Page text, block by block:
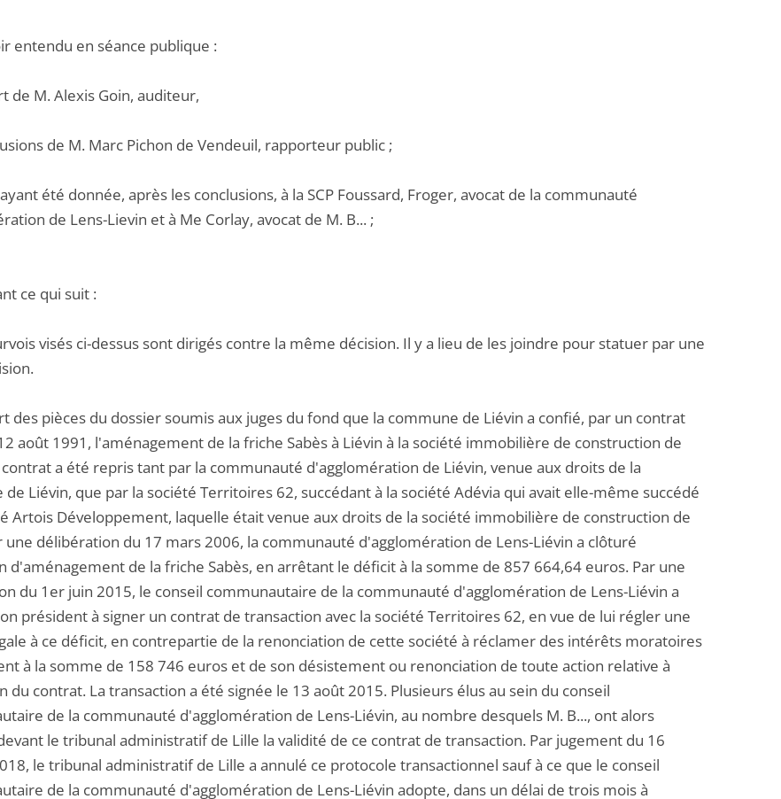
entendu en séance publique :
de M. Alexis Goin, auditeur,
de M. Marc Pichon de Vendeuil, rapporteur public ;
été donnée, après les conclusions, à la SCP Foussard, Froger, avocat de la communauté
de Lens-Lievin et à Me Corlay, avocat de M. B... ;
ce qui suit :
visés ci-dessus sont dirigés contre la même décision. Il y a lieu de les joindre pour statuer par une
des pièces du dossier soumis aux juges du fond que la commune de Liévin a confié, par un contrat
août 1991, l'aménagement de la friche Sabès à Liévin à la société immobilière de construction de
contrat a été repris tant par la communauté d'agglomération de Liévin, venue aux droits de la
de Liévin, que par la société Territoires 62, succédant à la société Adévia qui avait elle-même succédé
Artois Développement, laquelle était venue aux droits de la société immobilière de construction de
une délibération du 17 mars 2006, la communauté d'agglomération de Lens-Liévin a clôturé
d'aménagement de la friche Sabès, en arrêtant le déficit à la somme de 857 664,64 euros. Par une
du 1er juin 2015, le conseil communautaire de la communauté d'agglomération de Lens-Liévin a
président à signer un contrat de transaction avec la société Territoires 62, en vue de lui régler une
à ce déficit, en contrepartie de la renonciation de cette société à réclamer des intérêts moratoires
à la somme de 158 746 euros et de son désistement ou renonciation de toute action relative à
du contrat. La transaction a été signée le 13 août 2015. Plusieurs élus au sein du conseil
de la communauté d'agglomération de Lens-Liévin, au nombre desquels M. B..., ont alors
le tribunal administratif de Lille la validité de ce contrat de transaction. Par jugement du 16
le tribunal administratif de Lille a annulé ce protocole transactionnel sauf à ce que le conseil
de la communauté d'agglomération de Lens-Liévin adopte, dans un délai de trois mois à